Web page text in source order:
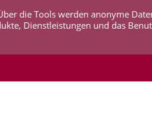
die Tools werden anonyme
Dienstleistungen und das
UNTERNEHMEN